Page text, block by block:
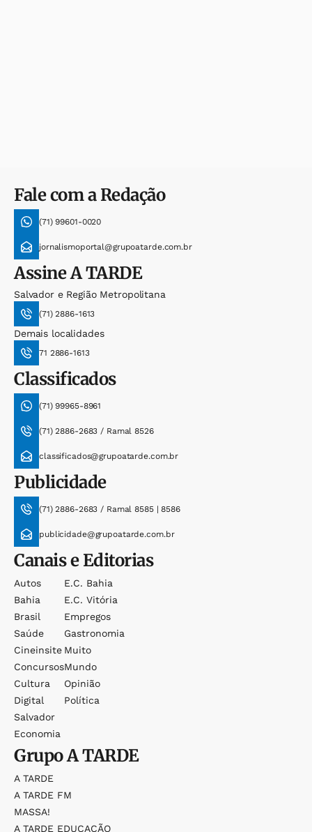
Fale com a Redação
(71) 99601-0020
jornalismoportal@grupoatarde.com.br
AssineA TARDE
Salvador e Região Metropolitana
(71) 2886-1613
Demais localidades
71 2886-1613
Classificados
(71) 99965-8961
(71) 2886-2683 / Ramal 8526
classificados@grupoatarde.com.br
Publicidade
(71) 2886-2683 / Ramal 8585 | 8586
publicidade@grupoatarde.com.br
Canais e Editorias
Autos
Bahia
Brasil
Saúde
Cineinsite
Concursos
Cultura
Digital
Salvador
Economia
E.c. Bahia
E.c. Vitória
Empregos
Gastronomia
Muito
Mundo
Opinião
Política
GrupoA TARDE
A TARDE
A TARDE FM
MASSA!
A TARDE EDUCAÇÃO